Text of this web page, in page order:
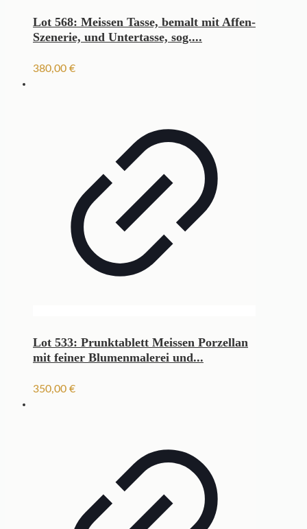
Lot 568: Meissen Tasse, bemalt mit Affen-
Szenerie, und Untertasse, sog....
380,00 €
Lot 533: Prunktablett Meissen Porzellan
mit feiner Blumenmalerei und...
350,00 €